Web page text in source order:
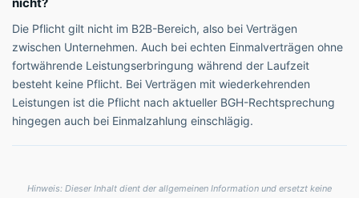
Die Pflicht gilt nicht im B2B-Bereich, also bei Verträgen
zwischen Unternehmen. Auch bei echten Einmalverträgen ohne
fortwährende Leistungserbringung während der Laufzeit
besteht keine Pflicht. Bei Verträgen mit wiederkehrenden
Leistungen ist die Pflicht nach aktueller BGH-Rechtsprechung
hingegen auch bei Einmalzahlung einschlägig.
Hinweis: Dieser Inhalt dient der allgemeinen Information und ersetzt keine